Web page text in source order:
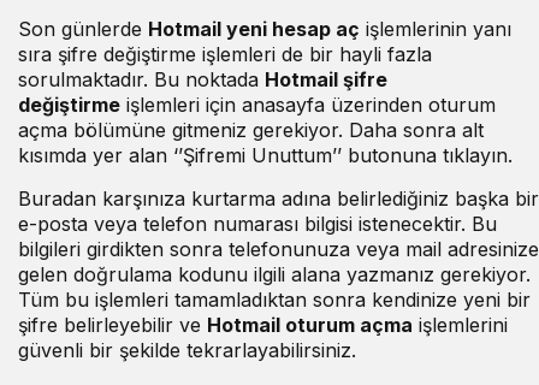
Son günlerde Hotmail yeni hesap aç işlemlerinin yanı
sıra şifre değiştirme işlemleri de bir hayli fazla
sorulmaktadır. Bu noktada Hotmail şifre
değiştirme işlemleri için anasayfa üzerinden oturum
açma bölümüne gitmeniz gerekiyor. Daha sonra alt
kısımda yer alan ‘’Şifremi Unuttum’’ butonuna tıklayın.
Buradan karşınıza kurtarma adına belirlediğiniz başka bir
e-posta veya telefon numarası bilgisi istenecektir. Bu
bilgileri girdikten sonra telefonunuza veya mail adresinize
gelen doğrulama kodunu ilgili alana yazmanız gerekiyor.
Tüm bu işlemleri tamamladıktan sonra kendinize yeni bir
şifre belirleyebilir ve Hotmail oturum açma işlemlerini
güvenli bir şekilde tekrarlayabilirsiniz.